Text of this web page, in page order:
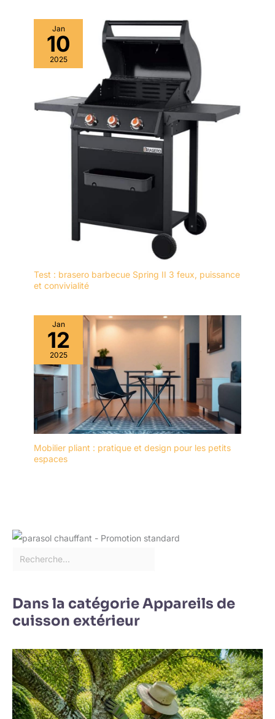
Jan
10
2025
Test : brasero barbecue Spring II 3 feux, puissance
et convivialité
Jan
12
2025
Mobilier pliant : pratique et design pour les petits
espaces
Dans la catégorie Appareils de
cuisson extérieur